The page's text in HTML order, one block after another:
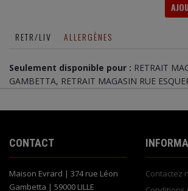
RETR/LIV ALLERGÈNES
Seulement disponible pour : RETRAIT
GAMBETTA, RETRAIT MAGASIN RUE
CONTACT
Maison Evrard | 374 rue Léon
Gambetta | 59000 LILLE
Contactez